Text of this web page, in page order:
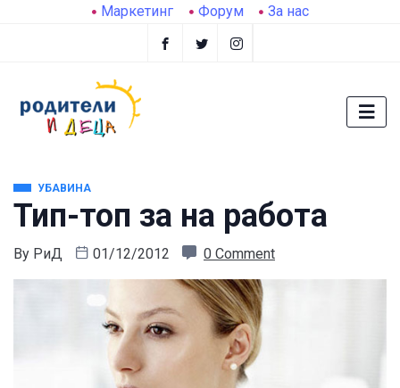
Маркетинг Форум За нас
УБАВИНА
Тип-топ за на работа
By РиД 01/12/2012 0 Comment